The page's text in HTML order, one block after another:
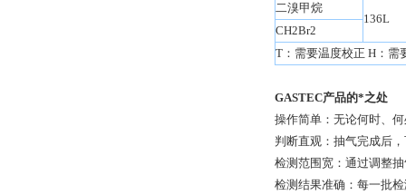
二溴甲烷
136L
CH2Br2
T：需要温度校正 H：需
GASTEC产品的*之处
操作简单：无论何时、
判断直观：抽气完成后
检测范围宽：通过调整
检测结果准确：每一批